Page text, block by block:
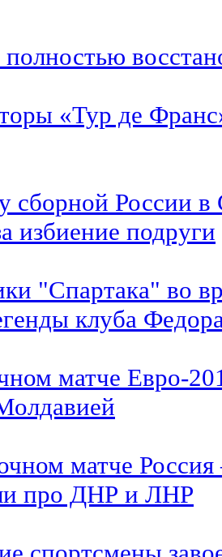
«Тур де
сборной России
избиение подруги
"Спартака" во
клуба
матче Евро-
матче
про ДНР и ЛНР